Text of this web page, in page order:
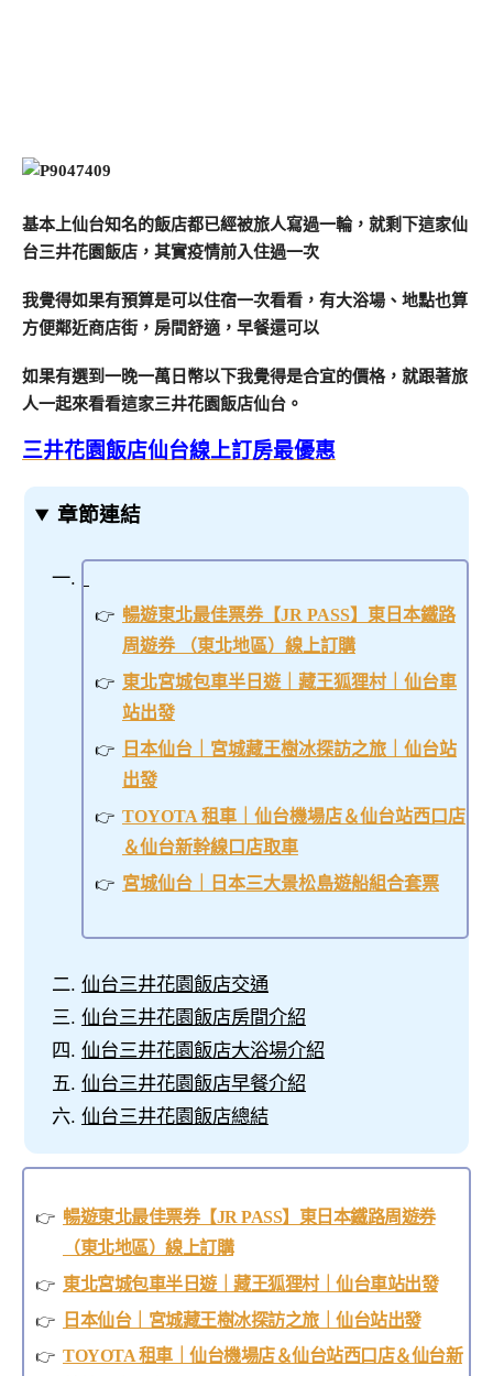
基本上仙台知名的飯店都已經被旅人寫過一輪，就剩下這家仙
台三井花園飯店，其實疫情前入住過一次
我覺得如果有預算是可以住宿一次看看，有大浴場、地點也算
方便鄰近商店街，房間舒適，早餐還可以
如果有選到一晚一萬日幣以下我覺得是合宜的價格，就跟著旅
人一起來看看這家三井花園飯店仙台。
三井花園飯店仙台線上訂房最優惠
章節連結
暢遊東北最佳票券【JR PASS】東日本鐵路
周遊券 （東北地區）線上訂購
東北宮城包車半日遊｜藏王狐狸村｜仙台車
站出發
日本仙台｜宮城藏王樹冰探訪之旅｜仙台站
出發
TOYOTA 租車｜仙台機場店＆仙台站西口店
＆仙台新幹線口店取車
宮城仙台｜日本三大景松島遊船組合套票
仙台三井花園飯店交通
仙台三井花園飯店房間介紹
仙台三井花園飯店大浴場介紹
仙台三井花園飯店早餐介紹
仙台三井花園飯店總結
暢遊東北最佳票券【JR PASS】東日本鐵路周遊券
（東北地區）線上訂購
東北宮城包車半日遊｜藏王狐狸村｜仙台車站出發
日本仙台｜宮城藏王樹冰探訪之旅｜仙台站出發
TOYOTA 租車｜仙台機場店＆仙台站西口店＆仙台新